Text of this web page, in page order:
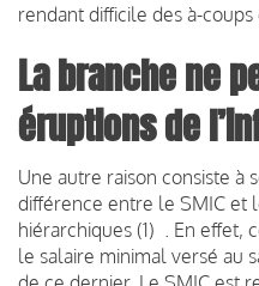
rendant difficile des à-
La branche ne
éruptions de
Une autre raison consiste à
différence entre le SMIC et
hiérarchiques (1) . En effet,
le salaire minimal versé au